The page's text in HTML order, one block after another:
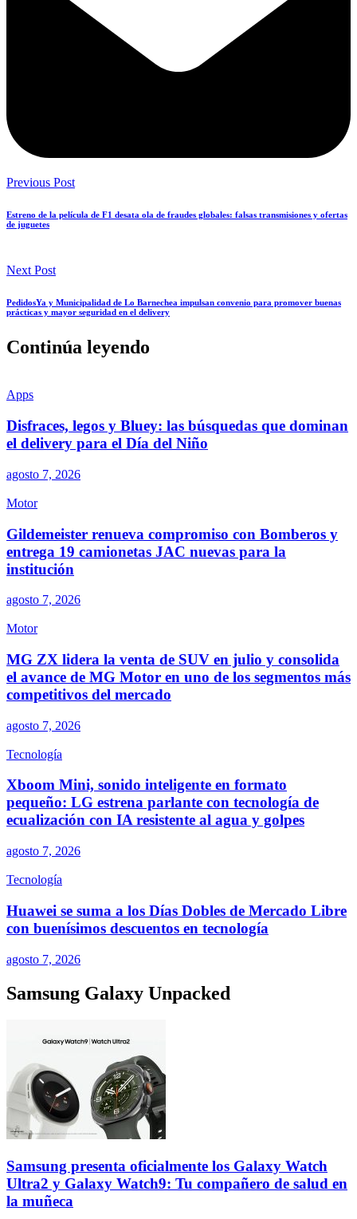
Previous Post
Estreno de la película de F1 desata ola de fraudes globales: falsas transmisiones y ofertas
de juguetes
Next Post
PedidosYa y Municipalidad de Lo Barnechea impulsan convenio para promover buenas
prácticas y mayor seguridad en el delivery
Continúa leyendo
Apps
Disfraces, legos y Bluey: las búsquedas que dominan
el delivery para el Día del Niño
agosto 7, 2026
Motor
Gildemeister renueva compromiso con Bomberos y
entrega 19 camionetas JAC nuevas para la
institución
agosto 7, 2026
Motor
MG ZX lidera la venta de SUV en julio y consolida
el avance de MG Motor en uno de los segmentos más
competitivos del mercado
agosto 7, 2026
Tecnología
Xboom Mini, sonido inteligente en formato
pequeño: LG estrena parlante con tecnología de
ecualización con IA resistente al agua y golpes
agosto 7, 2026
Tecnología
Huawei se suma a los Días Dobles de Mercado Libre
con buenísimos descuentos en tecnología
agosto 7, 2026
Samsung Galaxy Unpacked
Samsung presenta oficialmente los Galaxy Watch
Ultra2 y Galaxy Watch9: Tu compañero de salud en
la muñeca